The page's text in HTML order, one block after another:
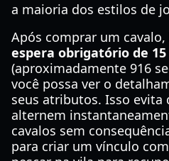
a maioria dos estilos de
Após comprar um cavalo,
espera obrigatório de
(aproximadamente 916
você possa ver o
seus atributos. Isso evita
alternem
cavalos sem
para criar um vínculo